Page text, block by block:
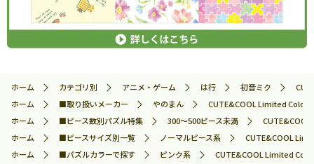
ホーム カテゴリ別 アニメ・ゲーム は行 初音ミク
ホーム
■取り扱いメーカー やのまん
CUTE&COOL Limited Color
ホーム
■ピース数別パズル特集 300～500ピース未満
ホーム
■ピースサイズ別一覧 ノーマルピース系
CUTE&COOL
ホーム
■パズルカラーで探す ピンク系
CUTE&COOL Limited